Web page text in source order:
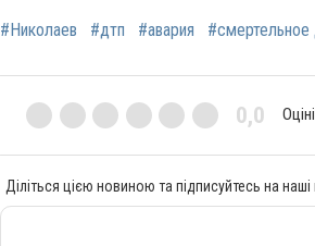
#Николаев #дтп #авария #смертельное
0,0
Діліться цією новиною та підписуйтесь на наші